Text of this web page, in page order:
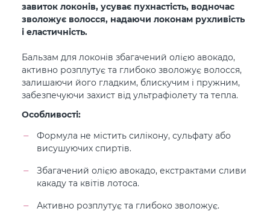
завиток локонів, усуває пухнастість, водночас
зволожує волосся, надаючи локонам рухливість
і еластичність.
Бальзам для локонів збагачений олією авокадо,
активно розплутує та глибоко зволожує волосся,
залишаючи його гладким, блискучим і пружним,
забезпечуючи захист від ультрафіолету та тепла.
Особливості:
Формула не містить силікону, сульфату або
висушуючих спиртів.
Збагачений олією авокадо, екстрактами сливи
какаду та квітів лотоса.
Активно розплутує та глибоко зволожує.